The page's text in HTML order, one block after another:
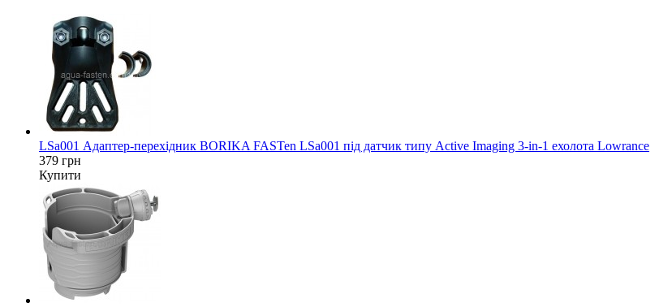
LSa001 Адаптер-перехідник BORIKA FASTen LSa001 під датчик типу Active Imaging 3-in-1 ехолота Lowrance
379 грн
Купити